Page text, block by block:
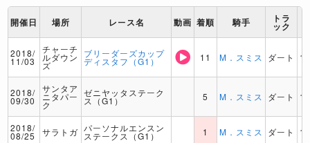
開催日 場所 レース名 動画 着順 騎手 トラ
ック
2018/
11/03
チャーチ
ルダウン
ズ
ブリーダーズカップ
ディスタフ（G1） 11 M．スミス ダート
2018/
09/30
サンタア
ニタパー
ク
ゼニヤッタステーク
ス（G1） 5 M．スミス ダート
2018/
08/25 サラトガ パーソナルエンスン
ステークス（G1） 1 M．スミス ダート